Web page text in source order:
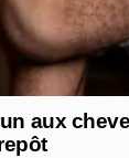
aux